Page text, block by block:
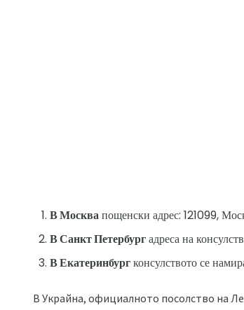
В Москвапощенски адрес: 121099,
В Санкт Петербургадреса на
В Екатеринбургконсулството се
В Украйна, официалното посолство на